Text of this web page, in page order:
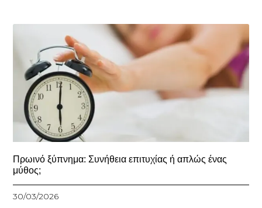
Πρωινό ξύπνημα: Συνήθεια επιτυχίας ή απλώς ένας
μύθος;
30/03/2026